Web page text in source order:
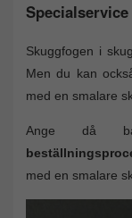
Skuggfogen i
Men du kan
med en smalare
Ange då
med en smalare